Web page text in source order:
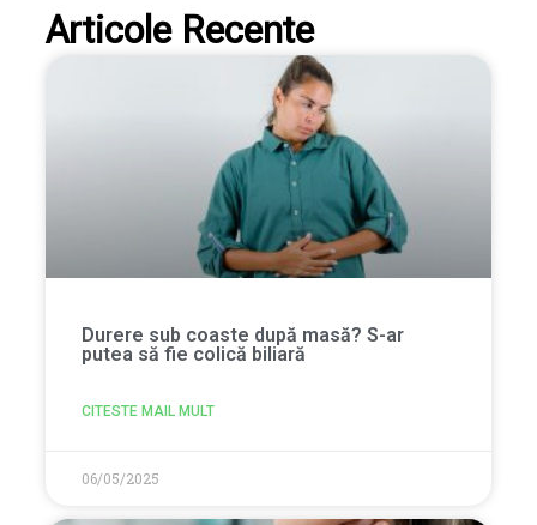
Articole Recente
Durere sub coaste după masă? S-ar
putea să fie colică biliară
CITESTE MAIL MULT
06/05/2025